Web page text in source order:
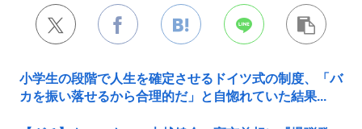
小学生の段階で人生を確定させるドイツ式の制度、「バ
カを振い落せるから合理的だ」と自惚れていた結果...